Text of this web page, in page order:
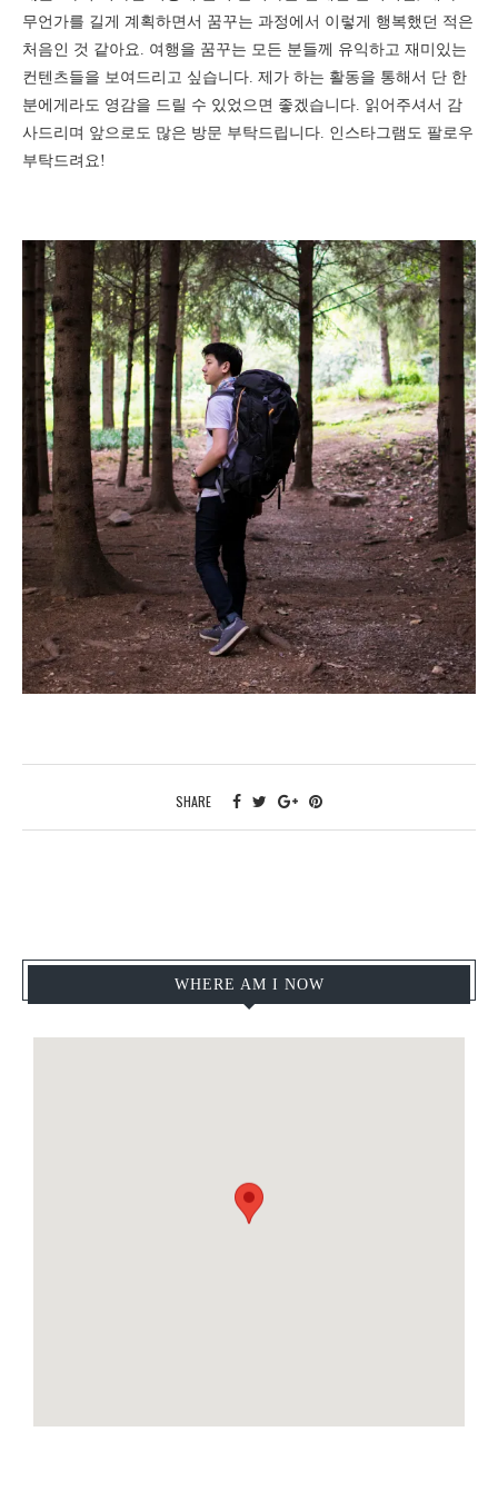
무언가를 길게 계획하면서 꿈꾸는 과정에서 이렇게 행복했던 적은
처음인 것 같아요. 여행을 꿈꾸는 모든 분들께 유익하고 재미있는
컨텐츠들을 보여드리고 싶습니다. 제가 하는 활동을 통해서 단 한
분에게라도 영감을 드릴 수 있었으면 좋겠습니다. 읽어주셔서 감
사드리며 앞으로도 많은 방문 부탁드립니다. 인스타그램도 팔로우
부탁드려요!
SHARE
WHERE AM I NOW